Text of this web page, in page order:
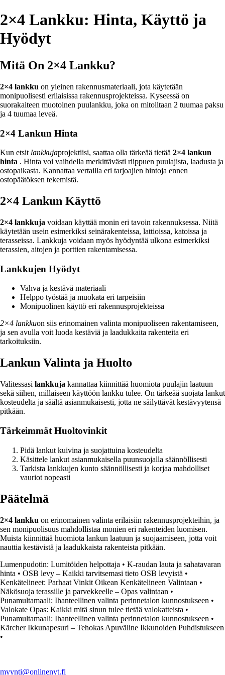
2×4 Lankku: Hinta, Käyttö ja
Hyödyt
Mitä On 2×4 Lankku?
2×4 lankku on yleinen rakennusmateriaali, jota käytetään
monipuolisesti erilaisissa rakennusprojekteissa. Kyseessä on
suorakaiteen muotoinen puulankku, joka on mitoiltaan 2 tuumaa paksu
ja 4 tuumaa leveä.
2×4 Lankun Hinta
Kun etsit lankkujaprojektiisi, saattaa olla tärkeää tietää 2×4 lankun
hinta . Hinta voi vaihdella merkittävästi riippuen puulajista, laadusta ja
ostopaikasta. Kannattaa vertailla eri tarjoajien hintoja ennen
ostopäätöksen tekemistä.
2×4 Lankun Käyttö
2×4 lankkuja voidaan käyttää monin eri tavoin rakennuksessa. Niitä
käytetään usein esimerkiksi seinärakenteissa, lattioissa, katoissa ja
terasseissa. Lankkuja voidaan myös hyödyntää ulkona esimerkiksi
terassien, aitojen ja porttien rakentamisessa.
Lankkujen Hyödyt
Vahva ja kestävä materiaali
Helppo työstää ja muokata eri tarpeisiin
Monipuolinen käyttö eri rakennusprojekteissa
2×4 lankkuon siis erinomainen valinta monipuoliseen rakentamiseen,
ja sen avulla voit luoda kestäviä ja laadukkaita rakenteita eri
tarkoituksiin.
Lankun Valinta ja Huolto
Valitessasi lankkuja kannattaa kiinnittää huomiota puulajin laatuun
sekä siihen, millaiseen käyttöön lankku tulee. On tärkeää suojata lankut
kosteudelta ja säältä asianmukaisesti, jotta ne säilyttävät kestävyytensä
pitkään.
Tärkeimmät Huoltovinkit
Pidä lankut kuivina ja suojattuina kosteudelta
Käsittele lankut asianmukaisella puunsuojalla säännöllisesti
Tarkista lankkujen kunto säännöllisesti ja korjaa mahdolliset
vauriot nopeasti
Päätelmä
2×4 lankku on erinomainen valinta erilaisiin rakennusprojekteihin, ja
sen monipuolisuus mahdollistaa monien eri rakenteiden luomisen.
Muista kiinnittää huomiota lankun laatuun ja suojaamiseen, jotta voit
nauttia kestävistä ja laadukkaista rakenteista pitkään.
Lumenpudotin: Lumitöiden helpottaja • K-raudan lauta ja sahatavaran
hinta • OSB levy – Kaikki tarvitsemasi tieto OSB levyistä •
Kenkätelineet: Parhaat Vinkit Oikean Kenkätelineen Valintaan •
Näkösuoja terassille ja parvekkeelle – Opas valintaan •
Punamultamaali: Ihanteellinen valinta perinnetalon kunnostukseen •
Valokate Opas: Kaikki mitä sinun tulee tietää valokatteista •
Punamultamaali: Ihanteellinen valinta perinnetalon kunnostukseen •
Kärcher Ikkunapesuri – Tehokas Apuväline Ikkunoiden Puhdistukseen
•
myynti@onlinenyt.fi